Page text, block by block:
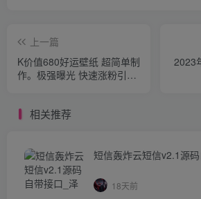
上一篇
K价值680好运壁纸 超简单制
作。极强曝光 快速涨粉引流
2023
相关推荐
短信轰炸云短信v2.1源
18天前